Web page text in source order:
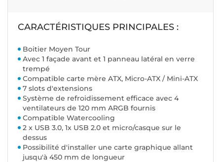
CARACTÉRISTIQUES PRINCIPALES :
Boitier Moyen Tour
Avec 1 façade avant et 1 panneau latéral en verre
trempé
Compatible carte mère ATX, Micro-ATX / Mini-ATX
7 slots d'extensions
Système de refroidissement efficace avec 4
ventilateurs de 120 mm ARGB fournis
Compatible Watercooling
2 x USB 3.0, 1x USB 2.0 et micro/casque sur le
dessus
Possibilité d'installer une carte graphique allant
jusqu'à 450 mm de longueur